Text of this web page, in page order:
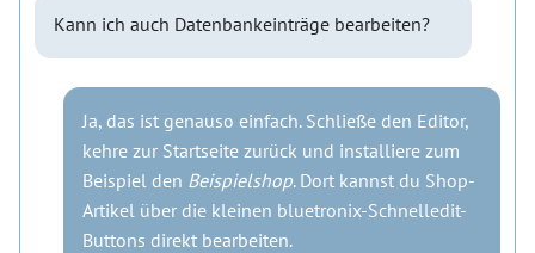
Kann ich auch Datenbankeinträge bearbeiten?
Ja, das ist genauso einfach. Schließe den Editor,
kehre zur Startseite zurück und installiere zum
Beispiel den Beispielshop. Dort kannst du Shop-
Artikel über die kleinen bluetronix-Schnelledit-
Buttons direkt bearbeiten.